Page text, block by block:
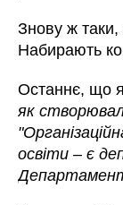
Знову ж таки,
Набирають
Останнє, що
як
освіти – є
Департамент